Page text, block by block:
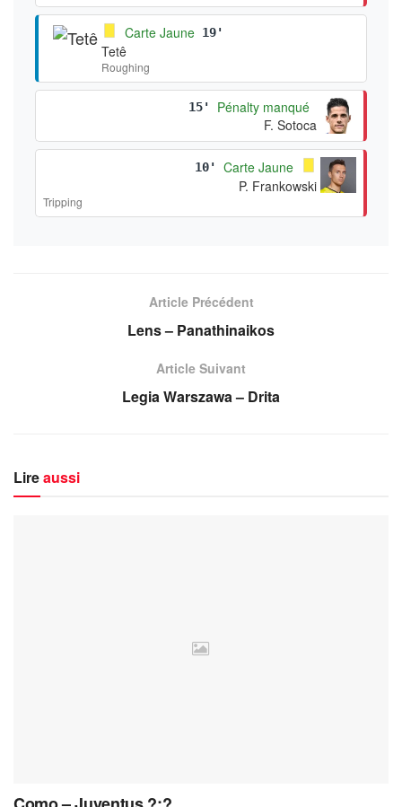
Carte Jaune 19'
Tetê
Roughing
15'
Pénalty manqué
F. Sotoca
10'
Carte Jaune
P. Frankowski
Tripping
Article Précédent
Lens – Panathinaikos
Article Suivant
Legia Warszawa – Drita
Lireaussi